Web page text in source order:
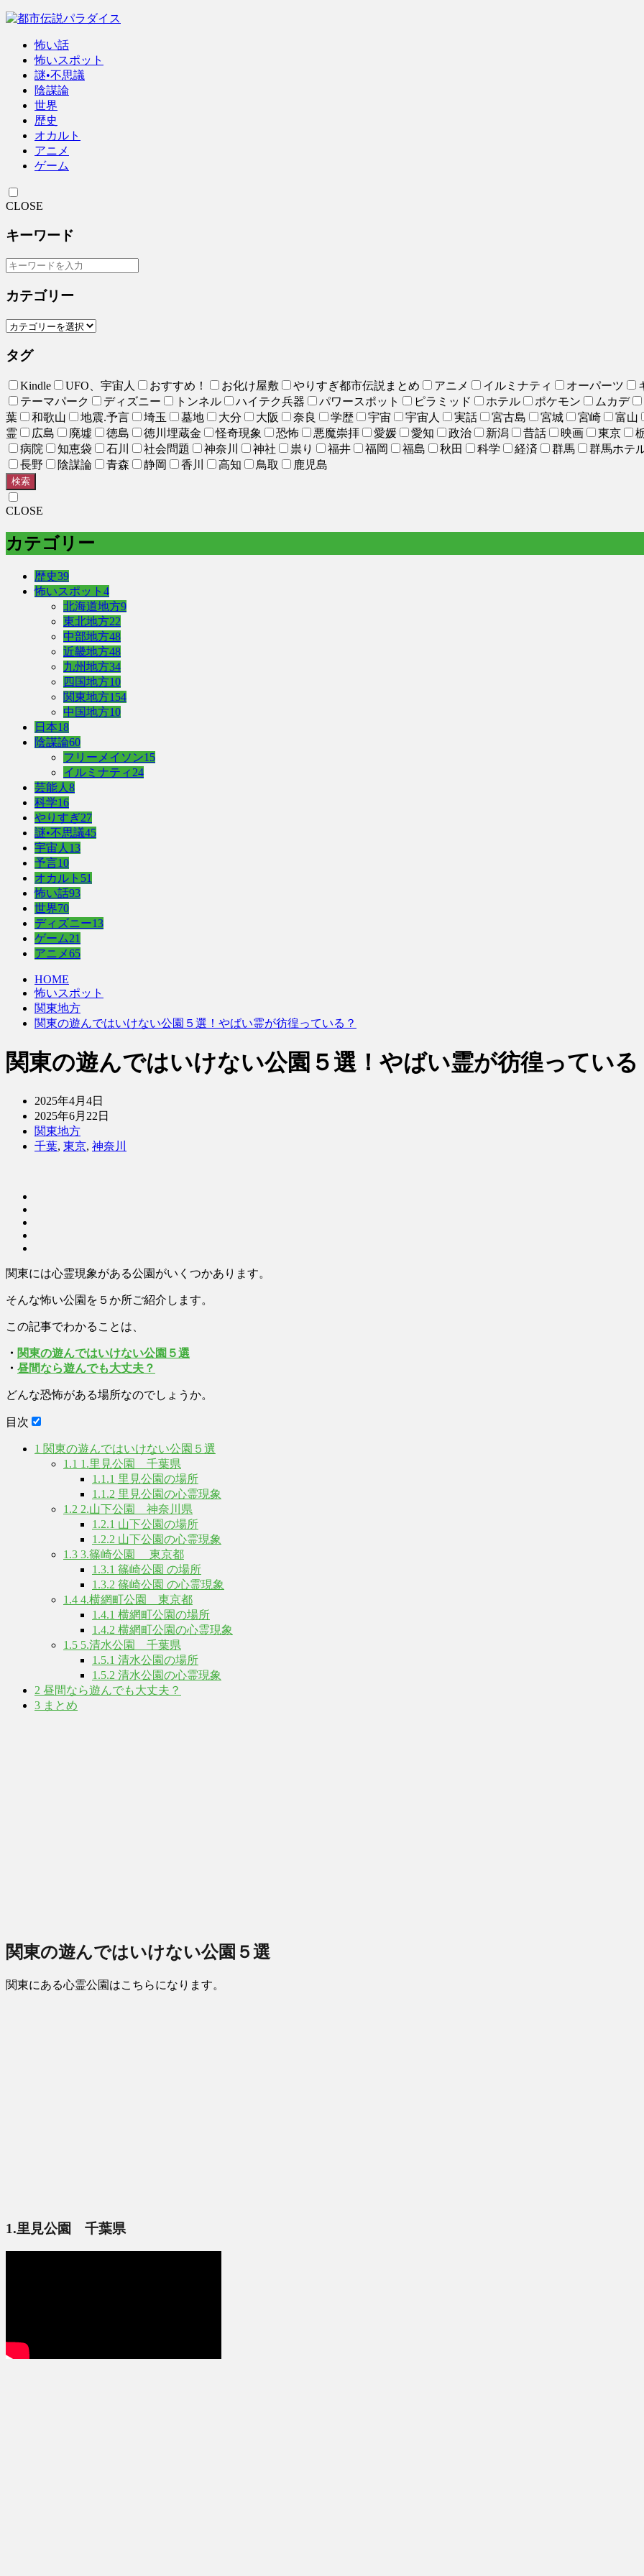
怖い話
怖いスポット
謎•不思議
陰謀論
世界
歴史
オカルト
アニメ
ゲーム
CLOSE
キーワード
カテゴリー
タグ
Kindle UFO、宇宙人 おすすめ！ お化け屋敷 やりすぎ都市伝説まとめ アニメ イルミナティ オーパーツ
テーマパーク
ディズニー トンネル ハイテク兵器 パワースポット ピラミッド ホテル ポケモン
ムカデ
葉
和歌山 地震.予言 埼玉 墓地 大分 大阪 奈良 学歴 宇宙 宇宙人 実話 宮古島 宮城 宮崎
富山
霊
広島 廃墟 徳島 徳川埋蔵金 怪奇現象 恐怖 悪魔崇拝 愛媛 愛知 政治 新潟 昔話 映画 東京
病院
知恵袋 石川 社会問題 神奈川 神社 祟り 福井 福岡 福島 秋田 科学 経済 群馬
群馬ホテ
長野
陰謀論 青森 静岡 香川 高知 鳥取 鹿児島
検索
CLOSE
カテゴリー
歴史39
怖いスポット 4
北海道地方9
東北地方22
中部地方48
近畿地方48
九州地方34
四国地方10
関東地方154
中国地方10
日本18
陰謀論60
フリーメイソン15
イルミナティ 24
芸能人 8
科学16
やりすぎ27
謎•不思議45
宇宙人 13
予言10
オカルト 51
怖い話93
世界70
ディズニー13
ゲーム21
アニメ65
HOME
怖いスポット
関東地方
関東の遊んではいけない公園５選！やばい霊が彷徨っている？
関東の遊んではいけない公園５選！やばい霊が彷徨っている
2025年4月4日
2025年6月22日
関東地方
千葉, 東京, 神奈川
関東には心霊現象がある公園がいくつかあります。
そんな怖い公園を５か所ご紹介します。
この記事でわかることは、
・ 関東の遊んではいけない公園５選
・ 昼間なら遊んでも大丈夫？
どんな恐怖がある場所なのでしょうか。
目次
1 関東の遊んではいけない公園５選
1.1 1.里見公園 千葉県
1.1.1 里見公園の場所
1.1.2 里見公園の心霊現象
1.2 2.山下公園 神奈川県
1.2.1 山下公園の場所
1.2.2 山下公園の心霊現象
1.3 3.篠崎公園 東京都
1.3.1 篠崎公園 の場所
1.3.2 篠崎公園 の心霊現象
1.4 4.横網町公園 東京都
1.4.1 横網町公園の場所
1.4.2 横網町公園の心霊現象
1.5 5.清水公園 千葉県
1.5.1 清水公園の場所
1.5.2 清水公園の心霊現象
2 昼間なら遊んでも大丈夫？
3 まとめ
関東の遊んではいけない公園５選
関東にある心霊公園はこちらになります。
1.里見公園 千葉県